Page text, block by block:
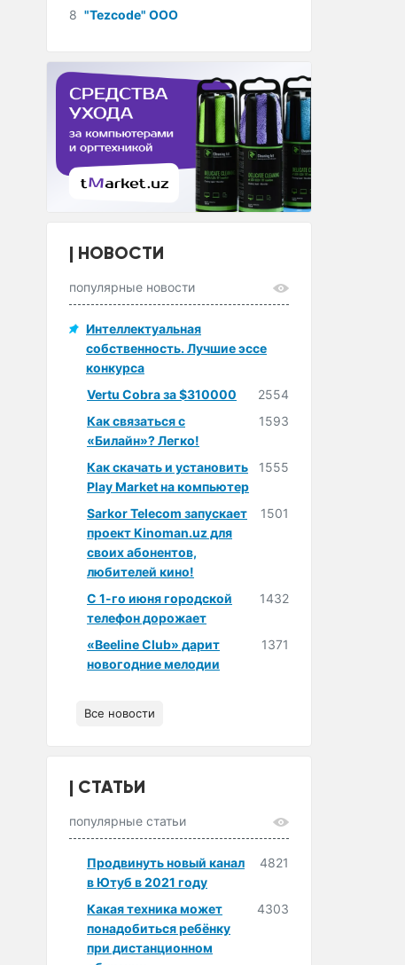
8 "Tezcode" ООО
НОВОСТИ
популярные новости
Интеллектуальная
собственность. Лучшие эссе
конкурса
Vertu Cobra за $310000
2554
Как связаться с
«Билайн»? Легко!
1593
Как скачать и установить
Play Market на компьютер
1555
Sarkor Telecom запускает
проект Kinoman.uz для
своих абонентов,
любителей кино!
1501
С 1-го июня городской
телефон дорожает
1432
«Beeline Club» дарит
новогодние мелодии
1371
Все новости
СТАТЬИ
популярные статьи
Продвинуть новый канал
в Ютуб в 2021 году
4821
Какая техника может
понадобиться ребёнку
при дистанционном
4303